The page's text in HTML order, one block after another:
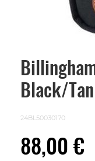
Black/Tan
24BL50030170
88,00 €
Skip
beginning
images